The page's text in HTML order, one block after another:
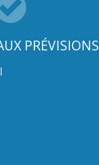
PRÉVISIONS